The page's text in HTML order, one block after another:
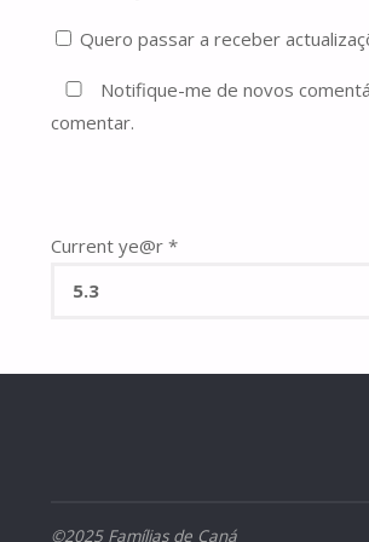
Quero passar a receber
Notifique-me de novos
comentar.
Current ye@r *
©2025 Famílias de Caná